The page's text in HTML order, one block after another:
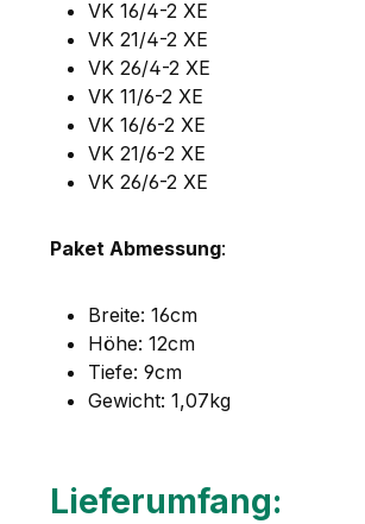
VK 16/4-2 XE
VK 21/4-2 XE
VK 26/4-2 XE
VK 11/6-2 XE
VK 16/6-2 XE
VK 21/6-2 XE
VK 26/6-2 XE
Paket Abmessung:
Breite: 16cm
Höhe: 12cm
Tiefe: 9cm
Gewicht: 1,07kg
Lieferumfang: